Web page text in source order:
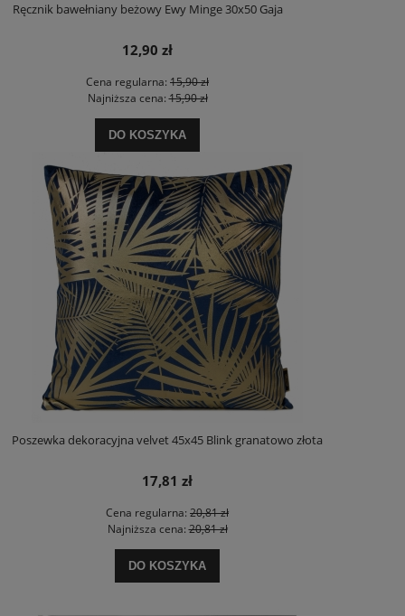
Ręcznik bawełniany beżowy Ewy Minge 30x50 Gaja
12,90 zł
Cena regularna: 15,90 zł
Najniższa cena:15,90 zł
DO KOSZYKA
Poszewka dekoracyjna velvet 45x45 Blink granatowo złota
17,81 zł
Cena regularna: 20,81 zł
Najniższa cena:20,81 zł
DO KOSZYKA